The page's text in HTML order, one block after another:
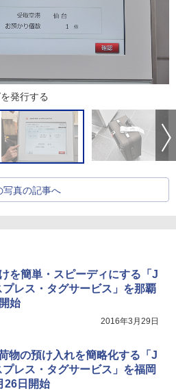
発行する
写真の記事へ
を簡単・スピーディにする「J
レス・タグサービス」を那覇
始
2016年3月29日
物の預け入れを簡略化する「J
レス・タグサービス」を福岡
26日開始